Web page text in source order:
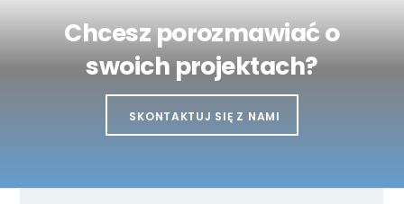
Chcesz porozmawiać o
swoich projektach?
SKONTAKTUJ SIĘ Z NAMI